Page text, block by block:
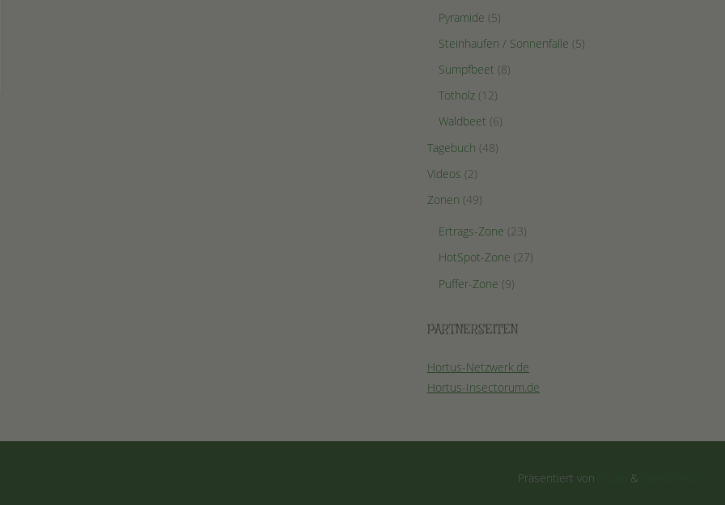
Pyramide (5)
Steinhaufen / Sonnenfalle (5)
Sumpfbeet (8)
Totholz (12)
Waldbeet (6)
Tagebuch (48)
Videos (2)
Zonen (49)
Ertrags-Zone (23)
HotSpot-Zone (27)
Puffer-Zone (9)
PARTNERSEITEN
Hortus-Netzwerk.de
Hortus-Insectorum.de
Präsentiert von &